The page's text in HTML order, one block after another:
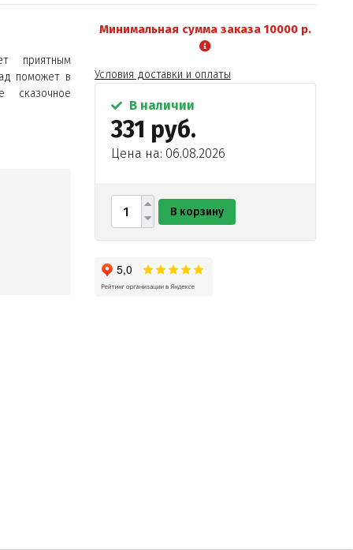
приятным
поможет в
сказочное
Минимальная сумма заказа 10000 р.
Условия доставки и оплаты
В наличии
331 руб.
Цена на: 06.08.2026
В корзину